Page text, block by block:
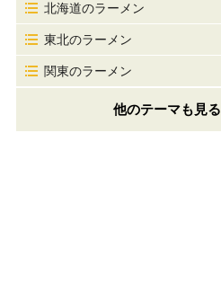
北海道のラーメン
東北のラーメン
関東のラーメン
他のテーマも見る